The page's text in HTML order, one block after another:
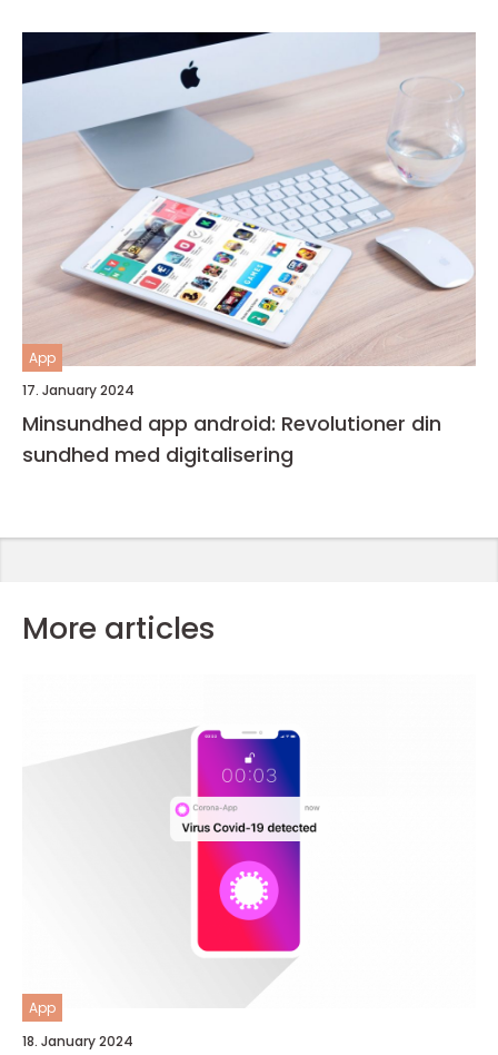
App
17. January 2024
Minsundhed app android: Revolutioner din
sundhed med digitalisering
More articles
App
18. January 2024